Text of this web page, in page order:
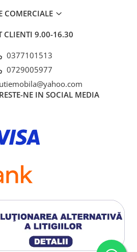
COMERCIALE
CLIENTI 9.00-16.30
0377101513
0729005977
NE IN SOCIAL MEDIA